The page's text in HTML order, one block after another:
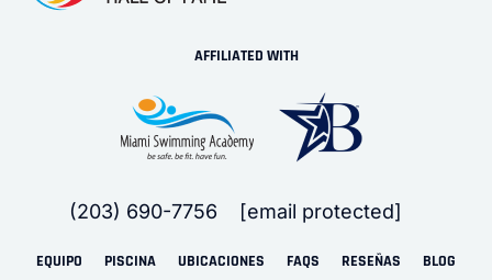
AFFILIATED WITH
(203) 690-7756 [email protected]
EQUIPO PISCINA UBICACIONES FAQS RESEÑAS BLOG